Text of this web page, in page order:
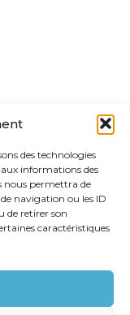
des technologies
aux informations des
nous permettra de
navigation ou les ID
de retirer son
caractéristiques